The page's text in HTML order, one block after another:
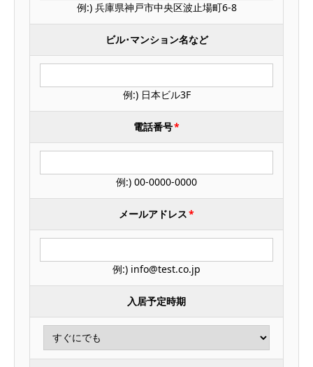
例:) 兵庫県神戸市中央区波止場町6-8
ビル･マンション名など
例:) 日本ビル3F
電話番号*
例:) 00-0000-0000
メールアドレス*
例:) info@test.co.jp
入居予定時期